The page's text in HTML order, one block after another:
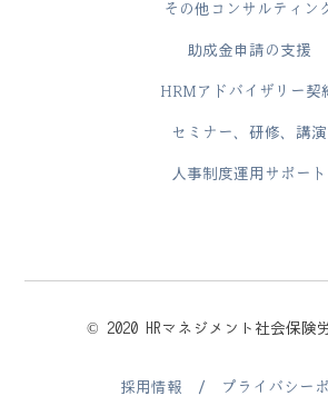
その他コンサルティン
助成金申請の支援
HRMアドバイザリー契
セミナー、研修、講演
人事制度運用サポート
© 2020 HRマネジメント社会保険
採用情報 / プライバシー